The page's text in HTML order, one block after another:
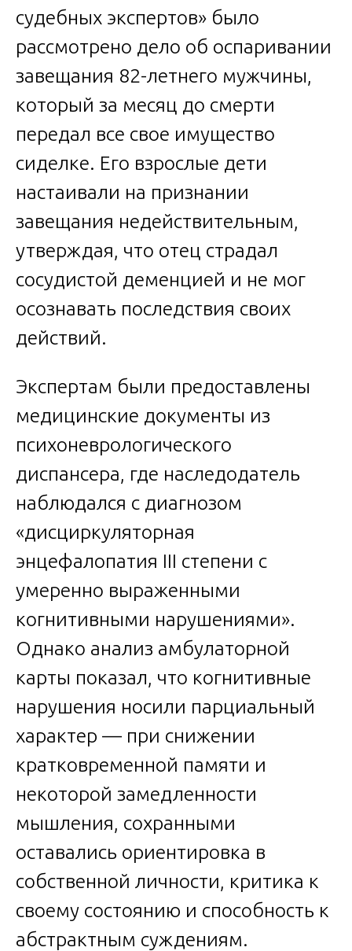
судебных экспертов» было
рассмотрено дело об оспаривании
завещания 82-летнего мужчины,
который за месяц до смерти
передал все свое имущество
сиделке. Его взрослые дети
настаивали на признании
завещания недействительным,
утверждая, что отец страдал
сосудистой деменцией и не мог
осознавать последствия своих
действий.
Экспертам были предоставлены
медицинские документы из
психоневрологического
диспансера, где наследодатель
наблюдался с диагнозом
«дисциркуляторная
энцефалопатия III степени с
умеренно выраженными
когнитивными нарушениями».
Однако анализ амбулаторной
карты показал, что когнитивные
нарушения носили парциальный
характер — при снижении
кратковременной памяти и
некоторой замедленности
мышления, сохранными
оставались ориентировка в
собственной личности, критика к
своему состоянию и способность к
абстрактным суждениям.